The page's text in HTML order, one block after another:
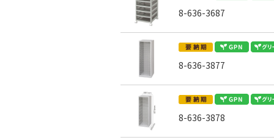
8-636-3687
8-636-3877
8-636-3878